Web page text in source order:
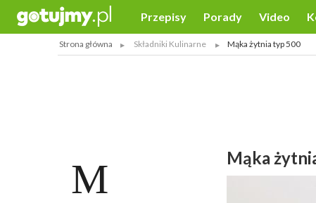
Przepisy Porady Video
Strona główna Składniki Kulinarne Mąka żytnia typ 500
M Mąka